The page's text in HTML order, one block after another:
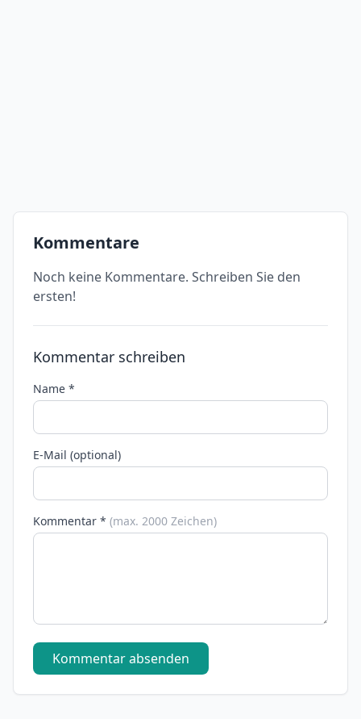
Kommentare
Noch keine Kommentare. Schreiben Sie den
ersten!
Kommentar schreiben
Name *
E-Mail (optional)
Kommentar * (max. 2000 Zeichen)
Kommentar absenden